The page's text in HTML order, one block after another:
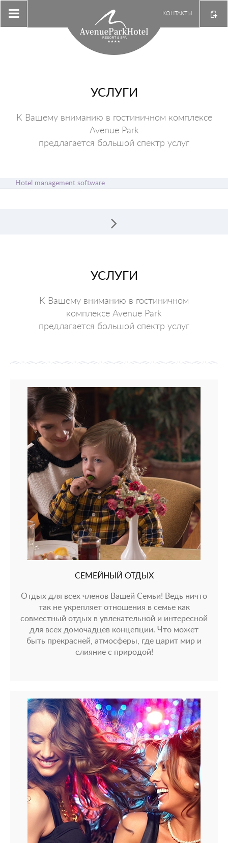
КОНТАКТЫ
УСЛУГИ
К Вашему вниманию в гостиничном комплексе
Avenue Park
предлагается большой спектр услуг
Hotel management software
УСЛУГИ
К Вашему вниманию в гостиничном
комплексе Avenue Park
предлагается большой спектр услуг
СЕМЕЙНЫЙ ОТДЫХ
Отдых для всех членов Вашей Семьи! Ведь ничто
так не укрепляет отношения в семье как
совместный отдых в увлекательной и интересной
для всех домочадцев концепции. Что может
быть прекрасней, атмосферы, где царит мир и
слияние с природой!